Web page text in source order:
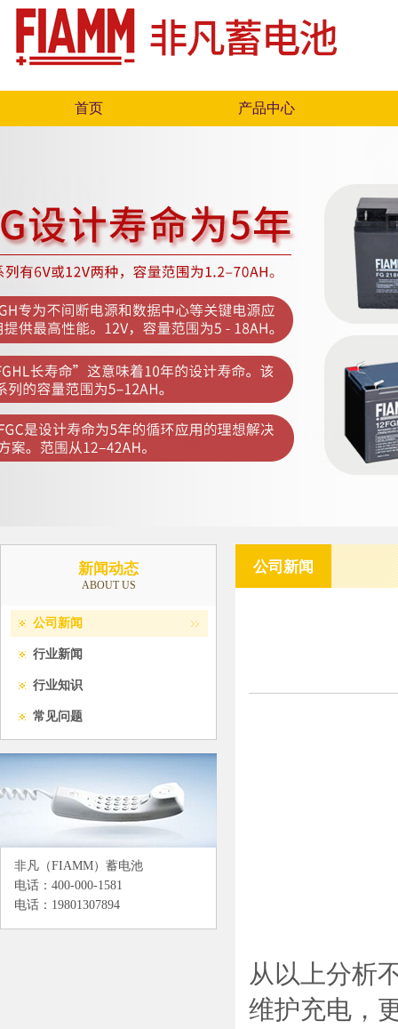
首页 产品中心
新闻动态
ABOUT US
公司新闻
行业新闻
行业知识
常见问题
非凡（FIAMM）蓄电池
电话：400-000-1581
电话：19801307894
公司新闻
从以上分析
维护充电，